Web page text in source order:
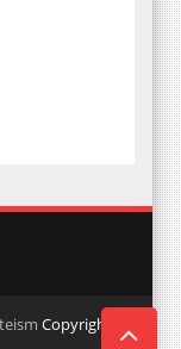
Copyright ©